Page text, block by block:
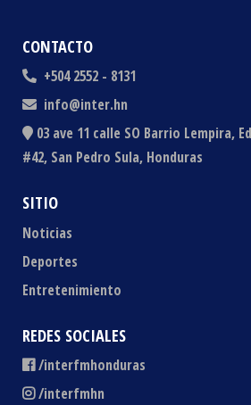
CONTACTO
+504 2552 - 8131
info@inter.hn
03 ave 11 calle SO Barrio Lempira,
#42, San Pedro Sula, Honduras
SITIO
Noticias
Deportes
Entretenimiento
REDES SOCIALES
/interfmhonduras
/interfmhn